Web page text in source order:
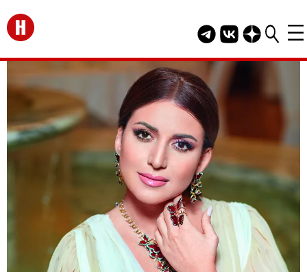
Перейти на главную
Telegram канал
Группа HELLO
Канал